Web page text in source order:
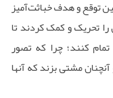
توقع و هدف خباثت‌آمیز
تحریک و کمک کردند تا
کنند؛ چرا که تصور
مشتی بزند که آنها